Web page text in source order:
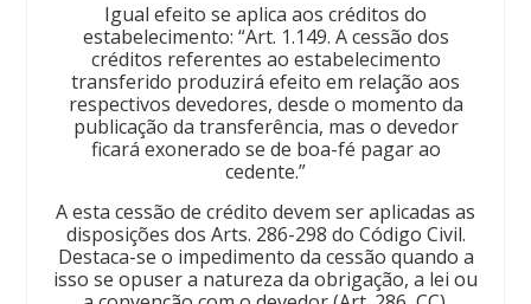
Igual efeito se aplica aos créditos do
estabelecimento: “Art. 1.149. A cessão dos
créditos referentes ao estabelecimento
transferido produzirá efeito em relação aos
respectivos devedores, desde o momento da
publicação da transferência, mas o devedor
ficará exonerado se de boa-fé pagar ao
cedente.”
A esta cessão de crédito devem ser aplicadas as
disposições dos Arts. 286-298 do Código Civil.
Destaca-se o impedimento da cessão quando a
isso se opuser a natureza da obrigação, a lei ou